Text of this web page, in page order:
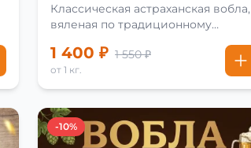
Классическая астраханская вобла,
вяленая по традиционному
1 400 ₽ 1 550 ₽
от 1 кг.
-10%